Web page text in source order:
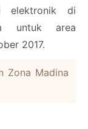
elektronik di
untuk area
2017.
Zona Madina